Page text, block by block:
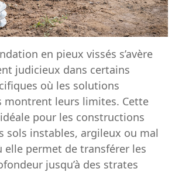
en pieux vissés s’avère
judicieux dans certains
où les solutions
leurs limites. Cette
pour les constructions
sols instables, argileux ou mal
elle permet de transférer les
jusqu’à des strates